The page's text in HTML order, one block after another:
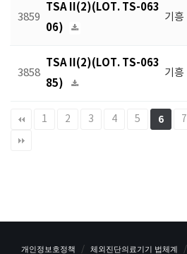
3859
TSA II(2)(LOT. TS-063
06)
기흥
3858
TSA II(2)(LOT. TS-063
85)
기흥
1 2 3 4 5 6 7
개인정보호정책 체외진단의료기기 법체계